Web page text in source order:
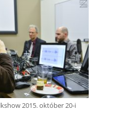
2015. október 20-i